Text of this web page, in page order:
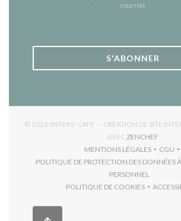
courriel.
S'ABONNER
© 2026 SISTERS' CAFE — CRÉATION DE SITE
AVEC ZENCHEF
MENTIONS LÉGALES
((OUVRE UNE
CGU
POLITIQUE DE PROTECTION DES DONNÉES
PERSONNEL((OUVRE UNE
POLITIQUE DE COOKIES
((OUVRE UNE